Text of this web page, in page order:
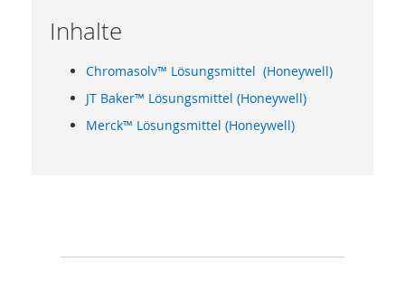
Inhalte
Chromasolv™ Lösungsmittel (Honeywell)
JT Baker™ Lösungsmittel (Honeywell)
Merck™ Lösungsmittel (Honeywell)